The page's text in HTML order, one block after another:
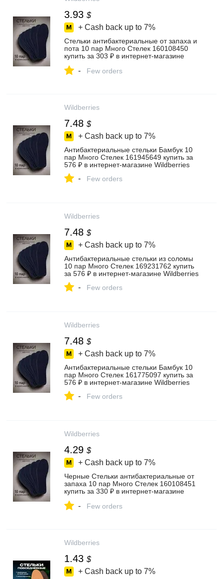
3.93 $
+ Cash back up to 7%
Стельки антибактериальные от запаха и
пота 10 пар Много Стелек 160108450
купить за 303 ₽ в интернет‑магазине
- Few orders
Wildberries
7.48 $
+ Cash back up to 7%
Антибактериальные стельки Бамбук 10
пар Много Стелек 161945649 купить за
576 ₽ в интернет‑магазине Wildberries
- Few orders
Wildberries
7.48 $
+ Cash back up to 7%
Антибактериальные стельки из соломы
10 пар Много Стелек 169231762 купить
за 576 ₽ в интернет‑магазине Wildberries
- Few orders
Wildberries
7.48 $
+ Cash back up to 7%
Антибактериальные стельки Бамбук 10
пар Много Стелек 161775097 купить за
576 ₽ в интернет‑магазине Wildberries
- Few orders
Wildberries
4.29 $
+ Cash back up to 7%
Черные Стельки антибактериальные от
запаха 10 пар Много Стелек 160108451
купить за 330 ₽ в интернет‑магазине
- Few orders
Wildberries
1.43 $
+ Cash back up to 7%